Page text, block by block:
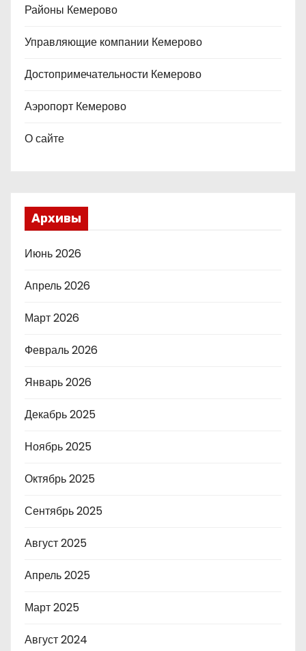
Районы Кемерово
Управляющие компании Кемерово
Достопримечательности Кемерово
Аэропорт Кемерово
О сайте
Архивы
Июнь 2026
Апрель 2026
Март 2026
Февраль 2026
Январь 2026
Декабрь 2025
Ноябрь 2025
Октябрь 2025
Сентябрь 2025
Август 2025
Апрель 2025
Март 2025
Август 2024